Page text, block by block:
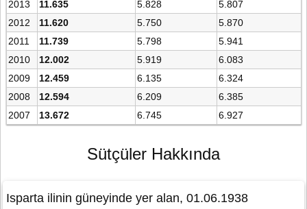
2013
11.635 5.828
5.807
2012
11.620 5.750
5.870
2011
11.739 5.798
5.941
2010
12.002 5.919
6.083
2009
12.459 6.135
6.324
2008
12.594 6.209
6.385
2007
13.672 6.745 6.927
Sütçüler Hakkında
Isparta ilinin güneyinde yer alan, 01.06.1938